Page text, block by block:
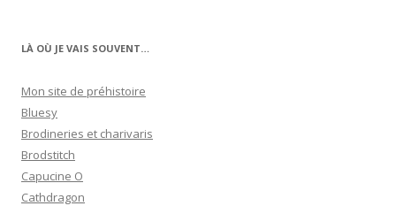
LÀ OÙ JE VAIS SOUVENT…
Mon site de préhistoire
Bluesy
Brodineries et charivaris
Brodstitch
Capucine O
Cathdragon